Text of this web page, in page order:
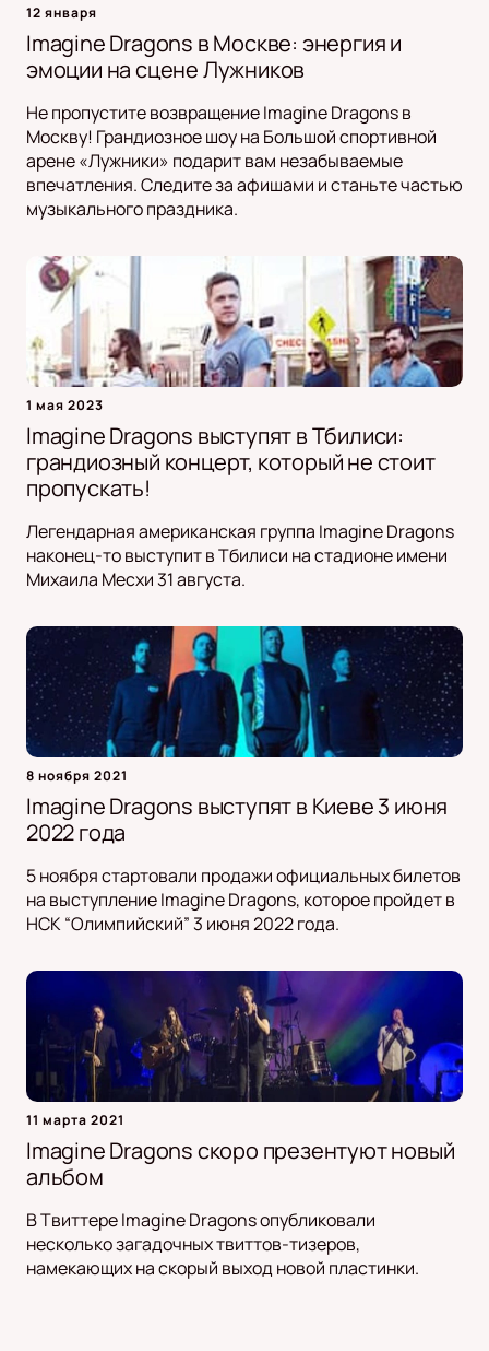
12 января
Imagine Dragons в Москве: энергия и
эмоции на сцене Лужников
Не пропустите возвращение Imagine Dragons в
Москву! Грандиозное шоу на Большой спортивной
арене «Лужники» подарит вам незабываемые
впечатления. Следите за афишами и станьте частью
музыкального праздника.
1 мая 2023
Imagine Dragons выступят в Тбилиси:
грандиозный концерт, который не стоит
пропускать!
Легендарная американская группа Imagine Dragons
наконец-то выступит в Тбилиси на стадионе имени
Михаила Месхи 31 августа.
8 ноября 2021
Imagine Dragons выступят в Киеве 3 июня
2022 года
5 ноября стартовали продажи официальных билетов
на выступление Imagine Dragons, которое пройдет в
НСК “Олимпийский” 3 июня 2022 года.
11 марта 2021
Imagine Dragons скоро презентуют новый
альбом
В Твиттере Imagine Dragons опубликовали
несколько загадочных твиттов-тизеров,
намекающих на скорый выход новой пластинки.